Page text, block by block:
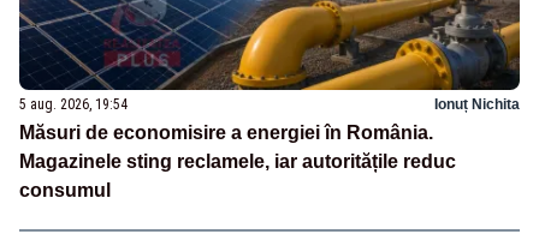
5 aug. 2026, 19:54 Ionuț Nichita
Măsuri de economisire a energiei în România.
Magazinele sting reclamele, iar autoritățile reduc
consumul